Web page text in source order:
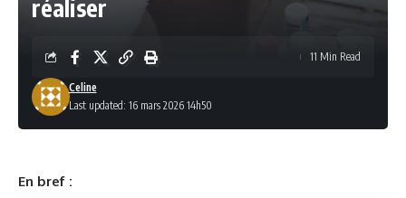
réaliser
Last updated: 16 mars 2026 14h50
Celine
11 Min Read
En bref :